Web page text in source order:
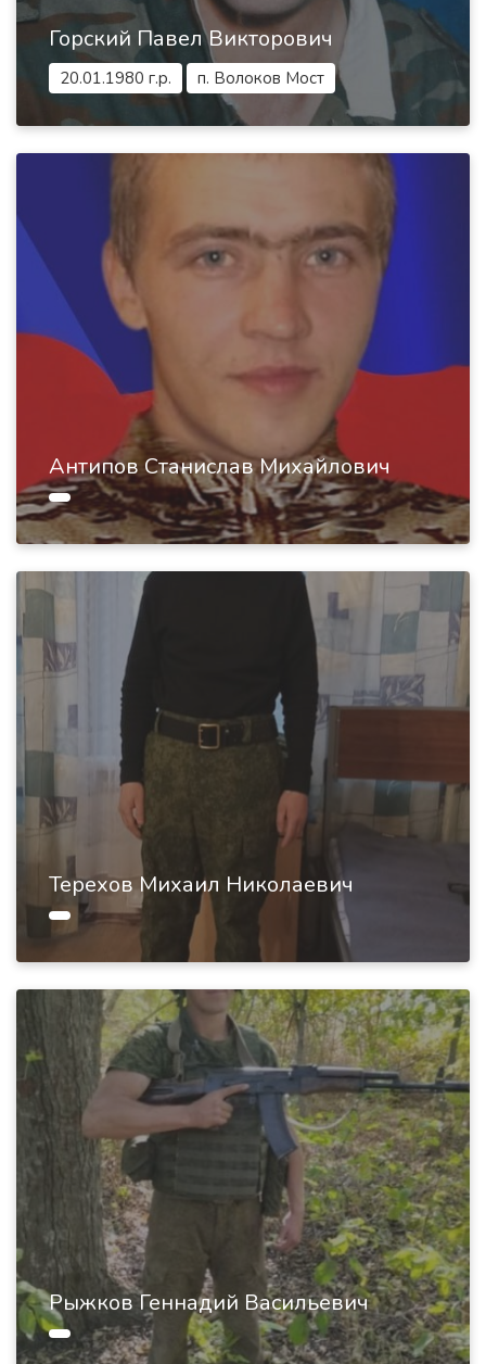
Горский Павел Викторович
20.01.1980 г.р. п. Волоков Мост
Антипов Станислав Михайлович
Терехов Михаил Николаевич
Рыжков Геннадий Васильевич